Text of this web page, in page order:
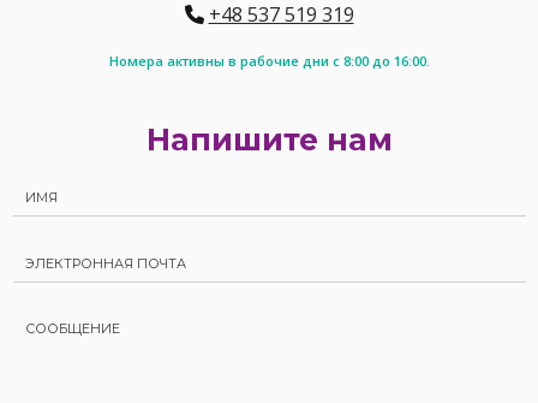
+48 537 519 319
Номера активны в рабочие дни с 8:00 до 16:00.
Напишите нам